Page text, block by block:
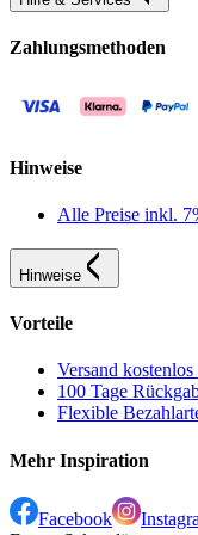
Zahlungsmethoden
Hinweise
Alle Preise inkl.
Hinweise
Vorteile
Versand
100 Tage
Flexible
Mehr Inspiration
Facebook